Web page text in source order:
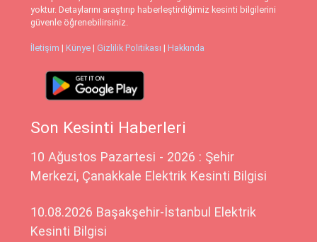
yoktur. Detaylarını araştırıp haberleştirdiğimiz kesinti bilgilerini
güvenle öğrenebilirsiniz.
İletişim | Künye | Gizlilik Politikası | Hakkında
Son Kesinti Haberleri
10 Ağustos Pazartesi - 2026 : Şehir
Merkezi, Çanakkale Elektrik Kesinti Bilgisi
10.08.2026 Başakşehir-İstanbul Elektrik
Kesinti Bilgisi